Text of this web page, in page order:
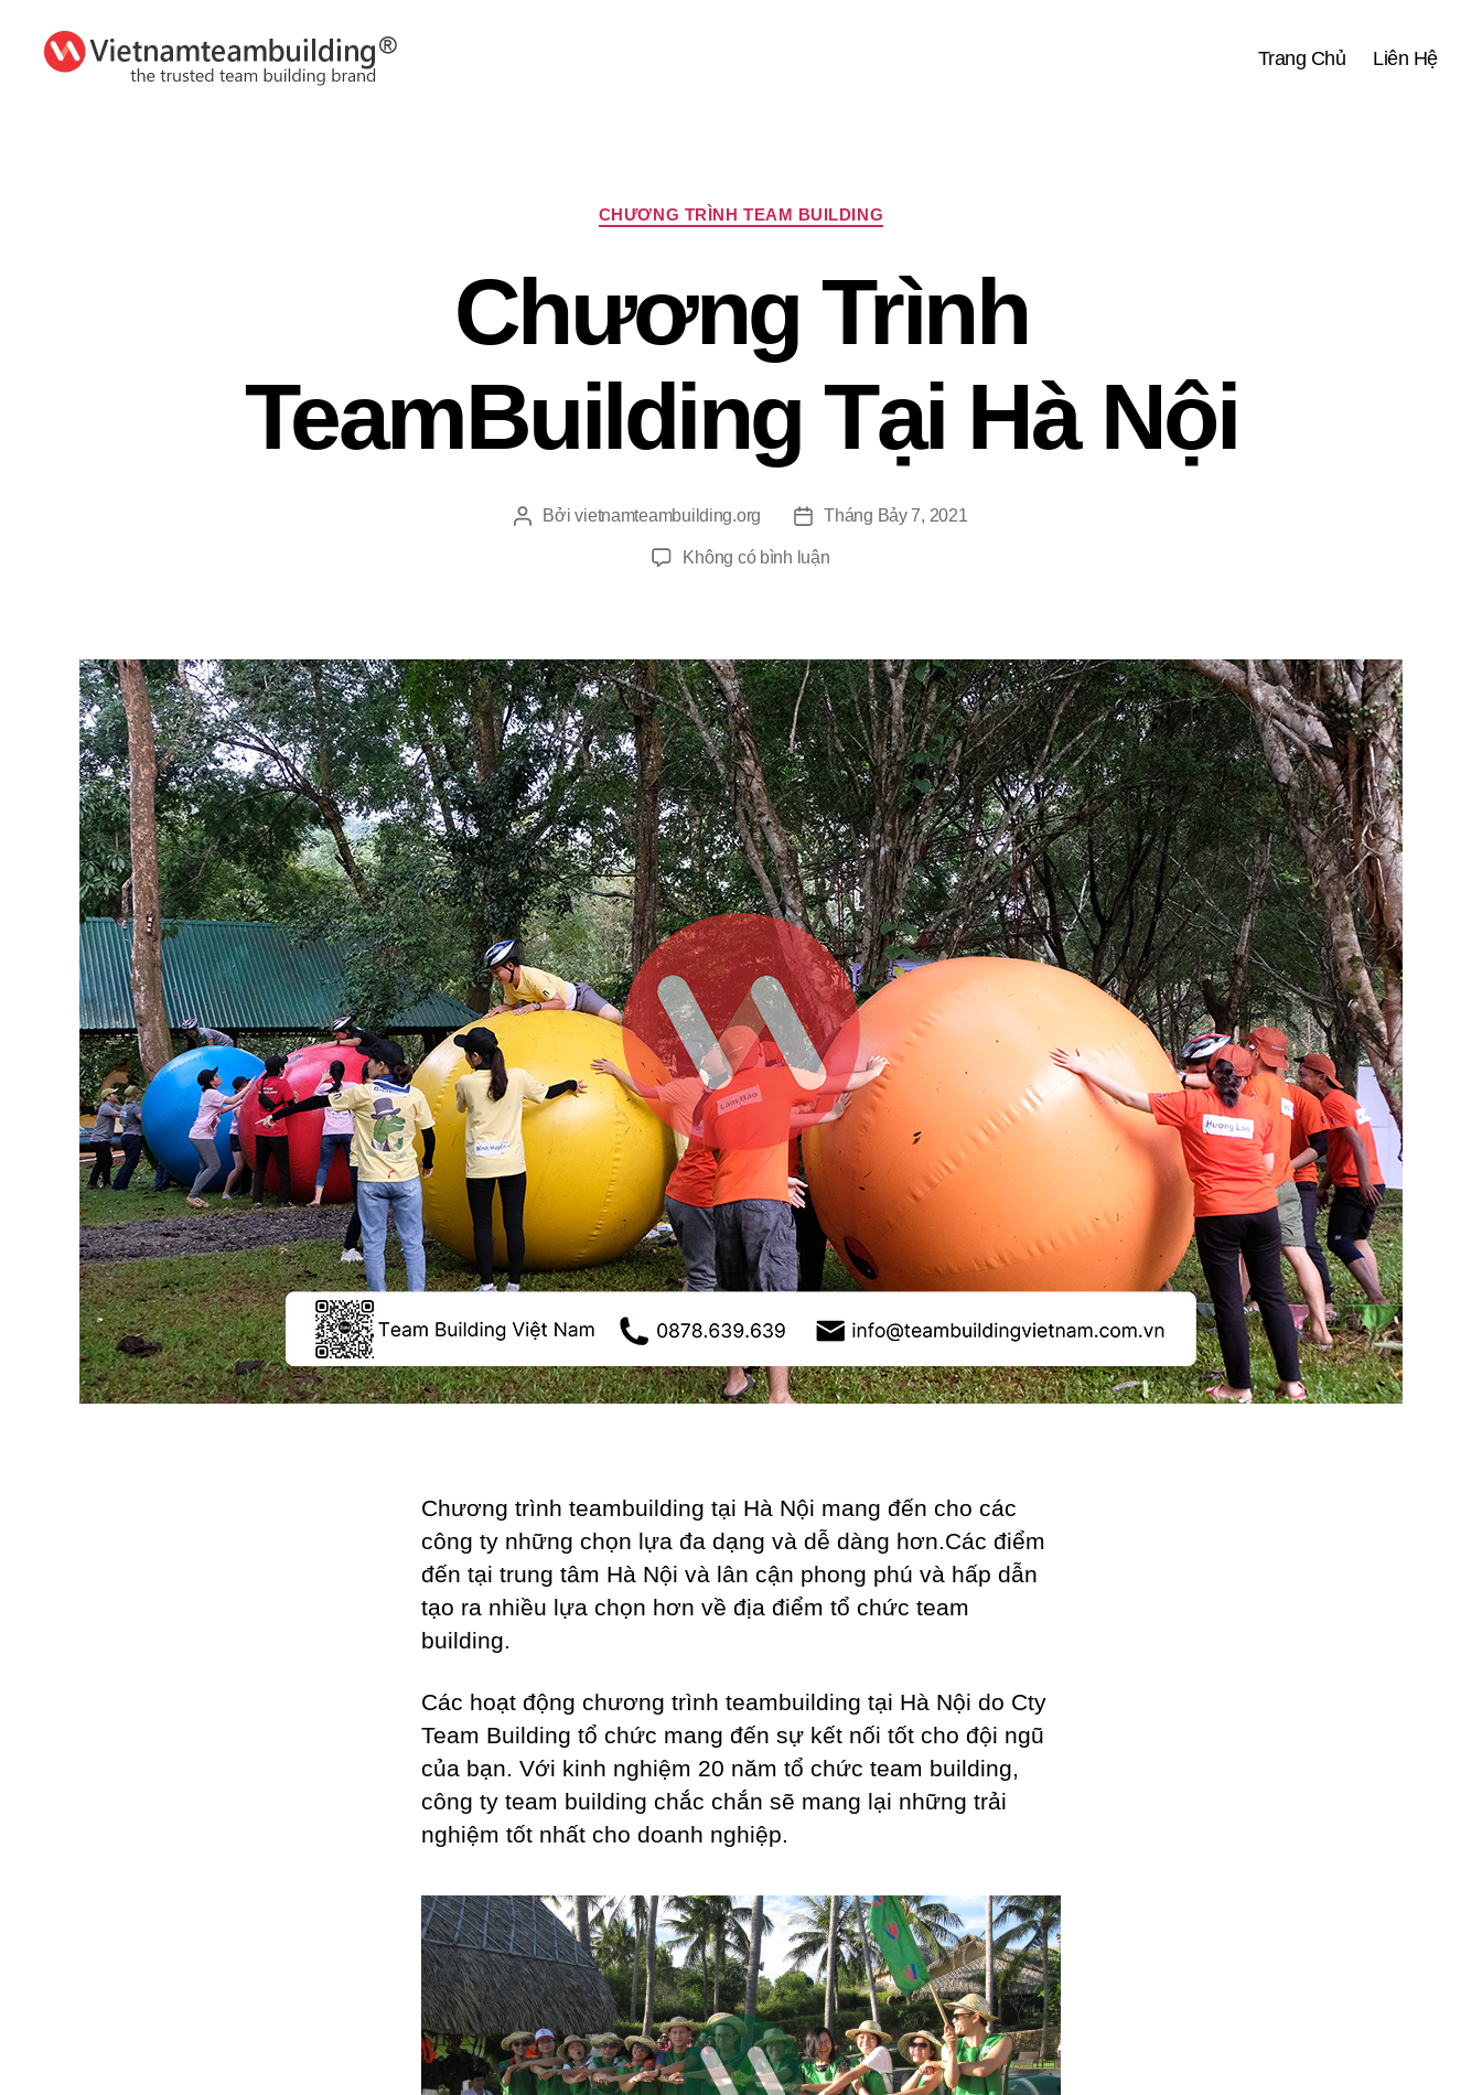
Trang Chủ Liên Hệ
Chuyên
mục
CHƯƠNG TRÌNH TEAM BUILDING
Chương Trình
TeamBuilding Tại Hà Nội
TácBởivietnamteambuilding.org
NgàyTháng Bảy 7, 2021
Không có bình luậnở
Tại
Hà
Nội
Chương trình teambuilding tại Hà Nội mang đến cho các
công ty những chọn lựa đa dạng và dễ dàng hơn.Các điểm
đến tại trung tâm Hà Nội và lân cận phong phú và hấp dẫn
tạo ra nhiều lựa chọn hơn về địa điểm tổ chức team
building.
Các hoạt động chương trình teambuilding tại Hà Nội do Cty
Team Building tổ chức mang đến sự kết nối tốt cho đội ngũ
của bạn. Với kinh nghiệm 20 năm tổ chức team building,
công ty team building chắc chắn sẽ mang lại những trải
nghiệm tốt nhất cho doanh nghiệp.